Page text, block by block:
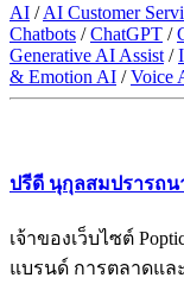
AI /AI Customer
Chatbots /ChatGPT /
Generative AI Assist /
& Emotion AI /Voice
ปรีดี นุกุลสมปรารถน
เจ้าของเว็บไซต์
แบรนด์ การตลาดแล